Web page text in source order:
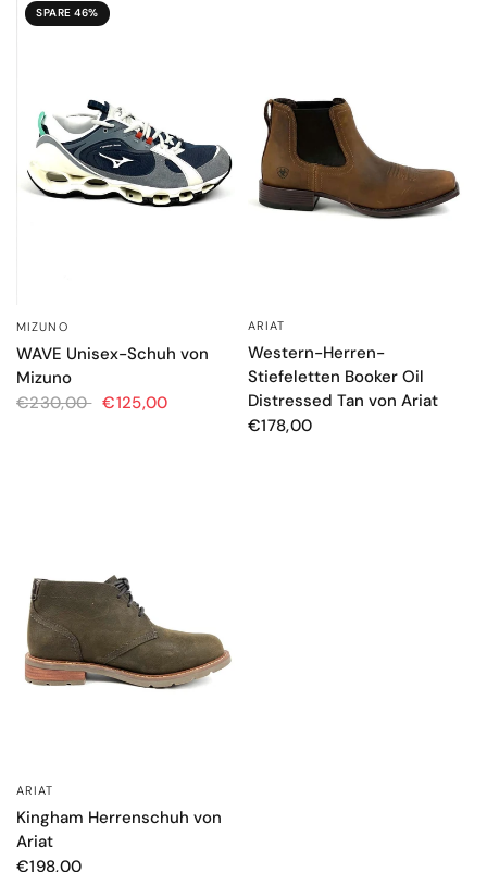
SPARE 46%
MIZUNO
WAVE Unisex-Schuh von
Mizuno
€230,00 €125,00
ARIAT
Western-Herren-
Stiefeletten Booker Oil
Distressed Tan von Ariat
€178,00
ARIAT
Kingham Herrenschuh von
Ariat
€198,00